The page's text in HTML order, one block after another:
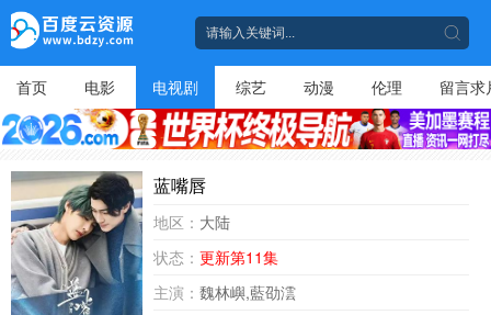
首页 电影 电视剧 综艺 动漫 伦理 留言求
蓝嘴唇
地区： 大陆
状态： 更新第11集
主演： 魏林嶼,藍劭澐